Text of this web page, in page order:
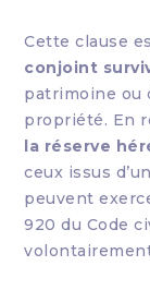
Cette clause
conjoint
patrimoine ou
propriété. En
la réserve
ceux issus
peuvent
920 du Code